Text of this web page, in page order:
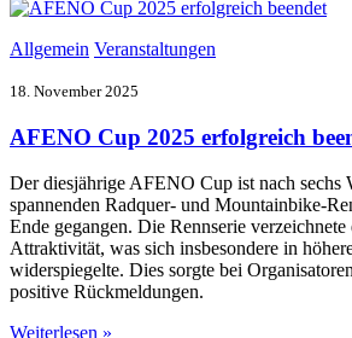
Allgemein Veranstaltungen
18. November 2025
AFENO Cup 2025 erfolgreich
Der diesjährige AFENO Cup ist nach sechs
spannenden Radquer- und Mountainbike-
Ende gegangen. Die Rennserie verzeichnete
Attraktivität, was sich insbesondere in
widerspiegelte. Dies sorgte bei
positive Rückmeldungen.
Weiterlesen »